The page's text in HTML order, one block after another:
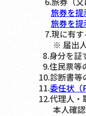
旅券を
旅券を
7.現に有す
※ 届出人以
8.身分を証
9.住民票等
10.診断書等
11.委任状（
12.代理人・
本人確認